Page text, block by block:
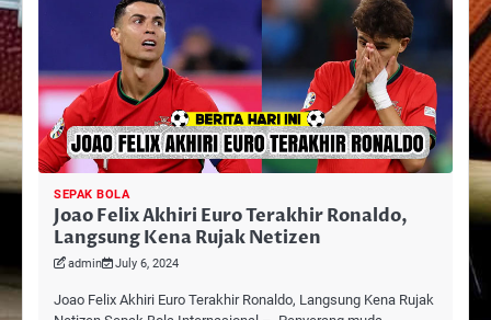
SEPAK BOLA
Joao Felix Akhiri Euro Terakhir Ronaldo,
Langsung Kena Rujak Netizen
admin July 6, 2024
Joao Felix Akhiri Euro Terakhir Ronaldo, Langsung Kena Rujak